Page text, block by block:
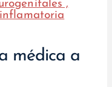
,
médica a